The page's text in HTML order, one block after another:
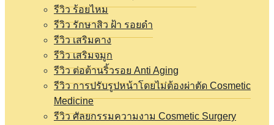
รีวิว ร้อยไหม
รีวิว รักษาสิว ฝ้า รอยดำ
รีวิว เสริมคาง
รีวิว เสริมจมูก
รีวิว ต่อต้านริ้วรอย Anti Aging
รีวิว การปรับรูปหน้าโดยไม่ต้องผ่าตัด Cosmetic
Medicine
รีวิว ศัลยกรรมความงาม Cosmetic Surgery